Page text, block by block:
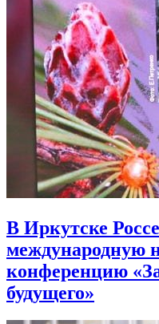
В Иркутске
международную
конференцию
будущего»